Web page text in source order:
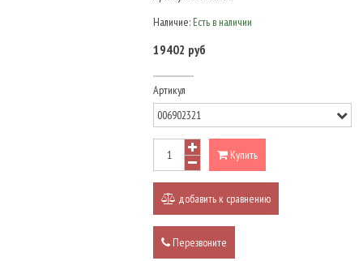
Наличие: Есть в наличии
19402 руб
Артикул
Купить
добавить к сравнению
Перезвоните